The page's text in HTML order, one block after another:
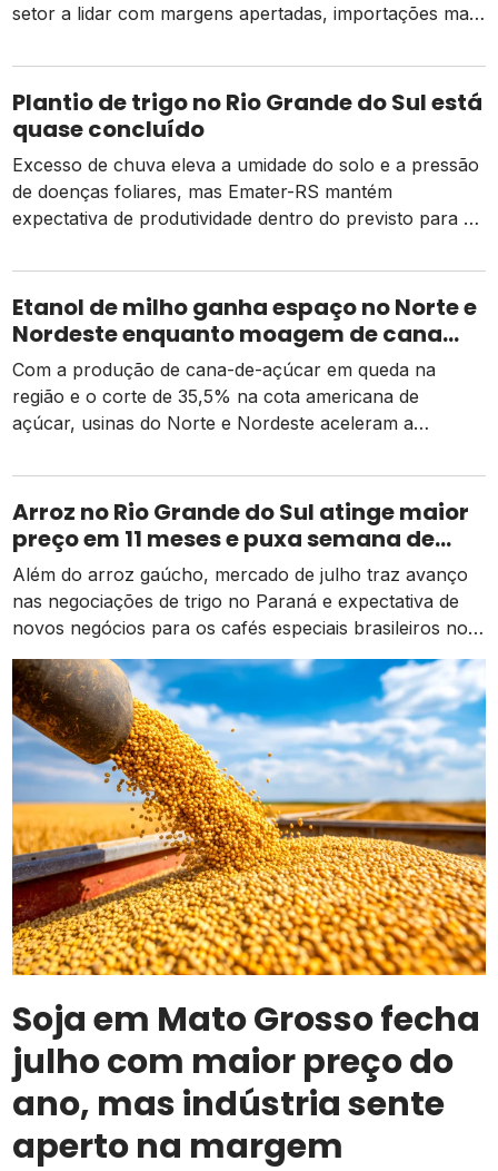
setor a lidar com margens apertadas, importações mais
Plantio de trigo no Rio Grande do Sul está
quase concluído
Excesso de chuva eleva a umidade do solo e a pressão
de doenças foliares, mas Emater-RS mantém
expectativa de produtividade dentro do previsto para a
Etanol de milho ganha espaço no Norte e
Nordeste enquanto moagem de cana
recua e tarifa dos EUA pressiona usinas
Com a produção de cana-de-açúcar em queda na
região e o corte de 35,5% na cota americana de
açúcar, usinas do Norte e Nordeste aceleram a
de receita e competitividade.
Arroz no Rio Grande do Sul atinge maior
preço em 11 meses e puxa semana de
valorização no campo
Além do arroz gaúcho, mercado de julho traz avanço
nas negociações de trigo no Paraná e expectativa de
novos negócios para os cafés especiais brasileiros no
exterior
Soja em Mato Grosso fecha
julho com maior preço do
ano, mas indústria sente
aperto na margem